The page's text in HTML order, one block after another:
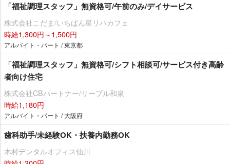
「福祉調理スタッフ」無資格可/午前のみ/デイサービス
株式会社こだま/いちばん星リハカフェ
時給1,300円～1,500円
アルバイト・パート / 東京都
「福祉調理スタッフ」無資格可/シフト相談可/サービス付き高齢
者向け住宅
株式会社CBパートナー/リーブル和泉
時給1,180円
アルバイト・パート / 大阪府
歯科助手/未経験OK・扶養内勤務OK
木村デンタルオフィス仙川